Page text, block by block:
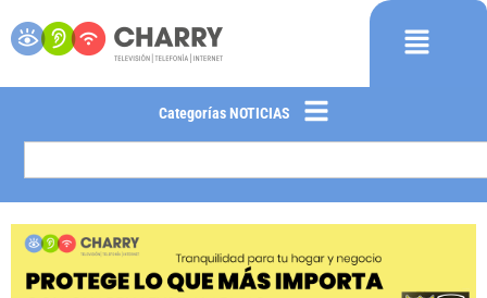
Categorías NOTICIAS